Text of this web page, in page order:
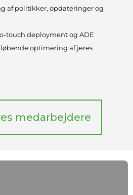
af politikker, opdateringer og
touch deployment og ADE
optimering af jeres
medarbejdere